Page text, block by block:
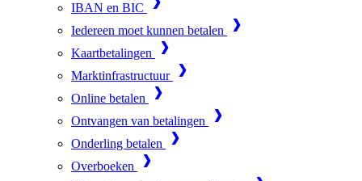
IBAN en BIC
Iedereen moet kunnen betalen
Kaartbetalingen
Marktinfrastructuur
Online betalen
Ontvangen van betalingen
Onderling betalen
Overboeken